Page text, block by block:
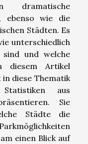
dramatische
ebenso wie die
Städten. Es
unterschiedlich
und welche
diesem Artikel
diese Thematik
aus
Sie
Städte die
einen Blick auf